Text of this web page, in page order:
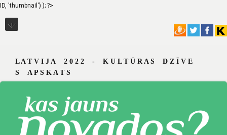
ID, 'thumbnail') ); ?>
L A T V I J A 2 0 2 2 - K U L T Ū R A S D Z Ī V E
S A P S K A T S